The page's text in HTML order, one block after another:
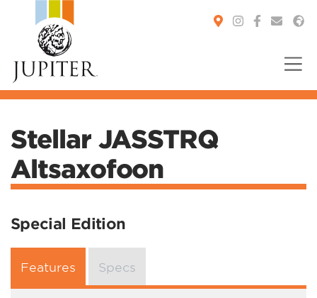
Stellar JASSTRQ
Altsaxofoon
Special Edition
Features Specs